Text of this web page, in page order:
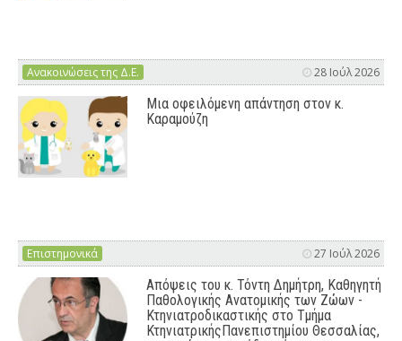
Ανακοινώσεις της Δ.Ε. 28 Ιούλ 2026
Μια οφειλόμενη απάντηση στον κ.
Καραμούζη
Επιστημονικά 27 Ιούλ 2026
Απόψεις του κ. Τόντη Δημήτρη, Καθηγητή
Παθολογικής Ανατομικής των Ζώων -
Κτηνιατροδικαστικής στο Τμήμα
ΚτηνιατρικήςΠανεπιστημίου Θεσσαλίας,